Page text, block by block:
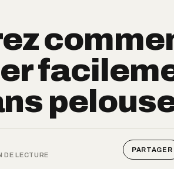
DE LECTURE
PARTAGER